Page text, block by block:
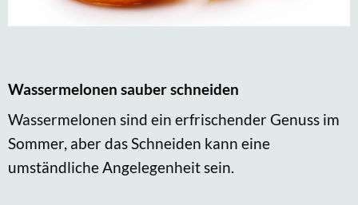
Wassermelonen sauber schneiden
Wassermelonen sind ein erfrischender Genuss im
Sommer, aber das Schneiden kann eine
umständliche Angelegenheit sein.